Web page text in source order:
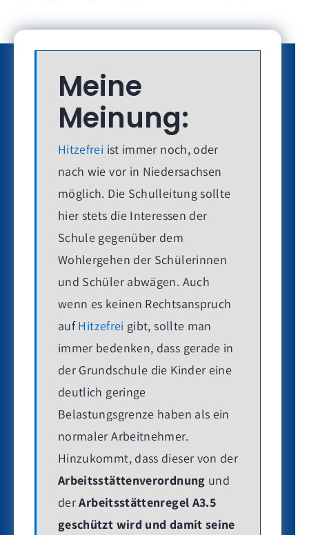
Meine
Meinung:
Hitzefrei ist immer noch, oder
nach wie vor in Niedersachsen
möglich. Die Schulleitung sollte
hier stets die Interessen der
Schule gegenüber dem
Wohlergehen der Schülerinnen
und Schüler abwägen. Auch
wenn es keinen Rechtsanspruch
aufHitzefrei gibt, sollte man
immer bedenken, dass gerade in
der Grundschule die Kinder eine
deutlich geringe
Belastungsgrenze haben als ein
normaler Arbeitnehmer.
Hinzukommt, dass dieser von der
Arbeitsstättenverordnung und
derArbeitsstättenregel A3.5
geschützt wird und damit seine